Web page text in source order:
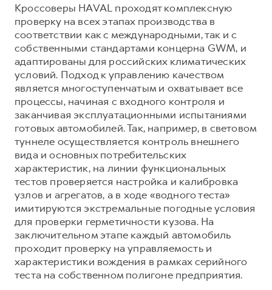
Кроссоверы HAVAL проходят комплексную
проверку на всех этапах производства в
соответствии как с международными, так и с
собственными стандартами концерна GWM, и
адаптированы для российских климатических
условий. Подход к управлению качеством
является многоступенчатым и охватывает все
процессы, начиная с входного контроля и
заканчивая эксплуатационными испытаниями
готовых автомобилей. Так, например, в световом
туннеле осуществляется контроль внешнего
вида и основных потребительских
характеристик, на линии функциональных
тестов проверяется настройка и калибровка
узлов и агрегатов, а в ходе «водного теста»
имитируются экстремальные погодные условия
для проверки герметичности кузова. На
заключительном этапе каждый автомобиль
проходит проверку на управляемость и
характеристики вождения в рамках серийного
теста на собственном полигоне предприятия.